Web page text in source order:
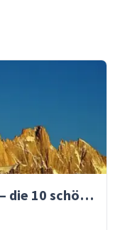
Peru Sehenswürdigkeiten — die 10 schönsten Orte